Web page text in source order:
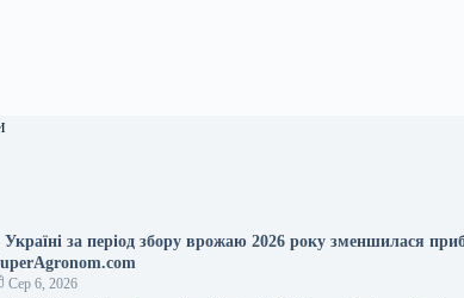
Україні за період збору врожаю 2026 року зменшилася
Сер 6, 2026